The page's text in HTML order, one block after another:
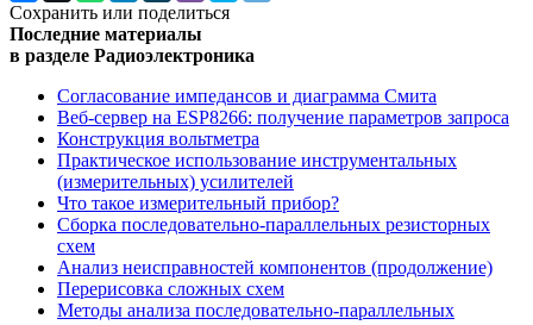
Сохранить или поделиться
Последние материалы
в разделе Радиоэлектроника
Согласование импедансов и диаграмма Смита
Веб-сервер на ESP8266: получение параметров запроса
Конструкция вольтметра
Практическое использование инструментальных
(измерительных) усилителей
Что такое измерительный прибор?
Сборка последовательно-параллельных резисторных
схем
Анализ неисправностей компонентов (продолжение)
Перерисовка сложных схем
Методы анализа последовательно-параллельных